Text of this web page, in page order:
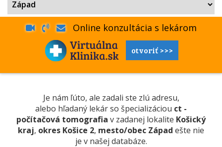
Online konzultácia s lekárom
otvoriť >>>
Je nám ľúto, ale zadali ste zlú adresu,
alebo hľadaný lekár so špecializáciou ct -
počítačová tomografia v zadanej lokalite Košický
kraj, okres Košice 2, mesto/obec Západ ešte nie
je v našej databáze.